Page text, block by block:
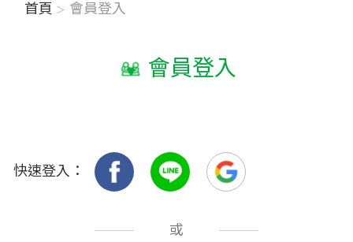
首頁 會員登入
會員登入
快速登入：
或